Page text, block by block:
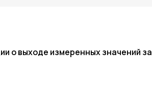
о выходе измеренных значений за